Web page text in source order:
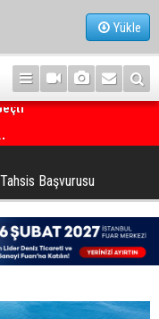
Yükle
Başvurusu